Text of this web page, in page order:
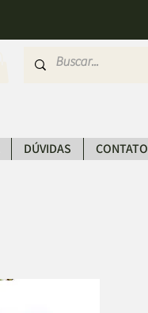
DÚVIDAS CONTATO